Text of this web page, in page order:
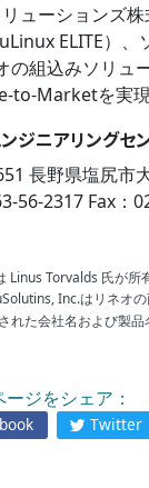
ューションズ
uLinux ELITE）
の組込みソリュ
to-Marketを実現
ジニアリングセ
長野県塩尻市
56-2317 Fax：
Linus Torvalds 氏が所
Inc.はリネオの
れた会社名および製品
ージをシェア：
Twitter